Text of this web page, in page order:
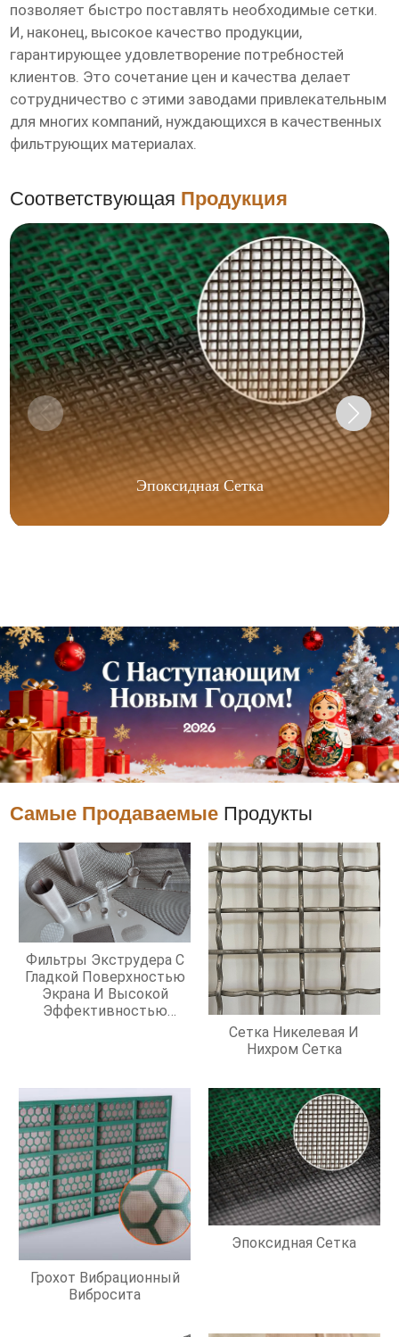
позволяет быстро поставлять необходимые сетки.
И, наконец, высокое качество продукции,
гарантирующее удовлетворение потребностей
клиентов. Это сочетание цен и качества делает
сотрудничество с этими заводами привлекательным
для многих компаний, нуждающихся в качественных
фильтрующих материалах.
Соответствующая Продукция
Эпоксидная Сетка
Самые Продаваемые Продукты
Фильтры Экструдера С
Гладкой Поверхностью
Экрана И Высокой
Эффективностью
Сетка Никелевая И
Нихром Сетка
Грохот Вибрационный
Вибросита
Эпоксидная Сетка